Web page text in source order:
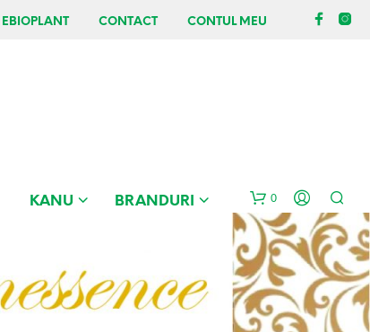
EBIOPLANT CONTACT CONTUL MEU
KANU BRANDURI 0